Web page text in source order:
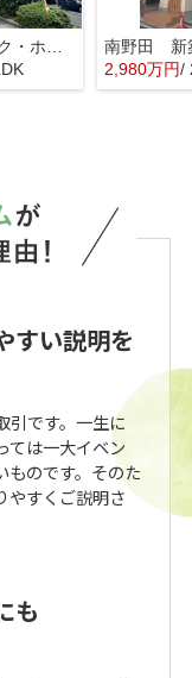
堺大野芝パーク・ホームズ
南野田 新
2,980万円/
すい説明を
引です。一生に
ては一大イベン
ものです。そのた
やすくご説明さ
も